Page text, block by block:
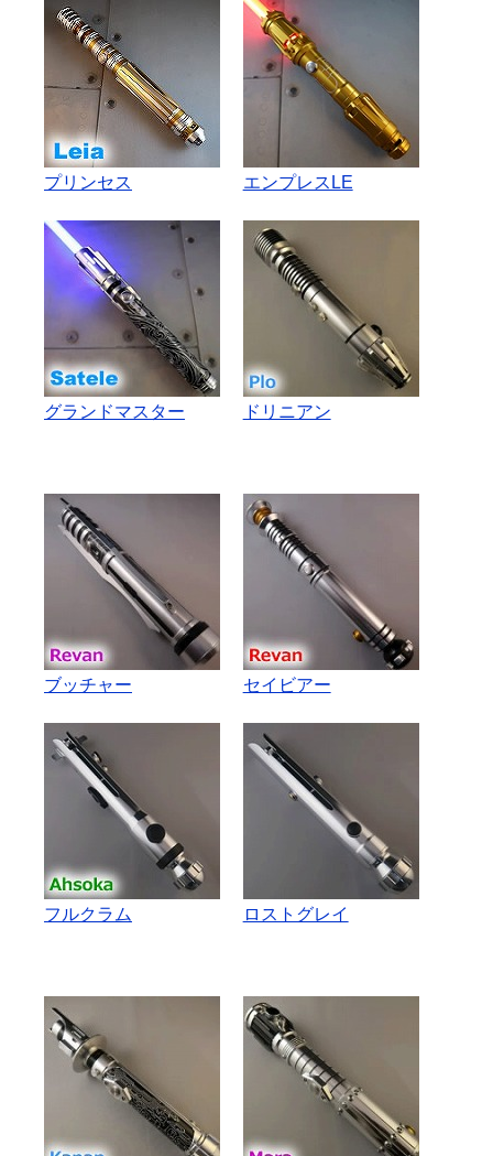
プリンセス エンプレスLE
グランドマスター ドリニアン
ブッチャー セイビアー
フルクラム ロストグレイ